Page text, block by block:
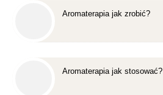
Aromaterapia jak zrobić?
Aromaterapia jak stosować?